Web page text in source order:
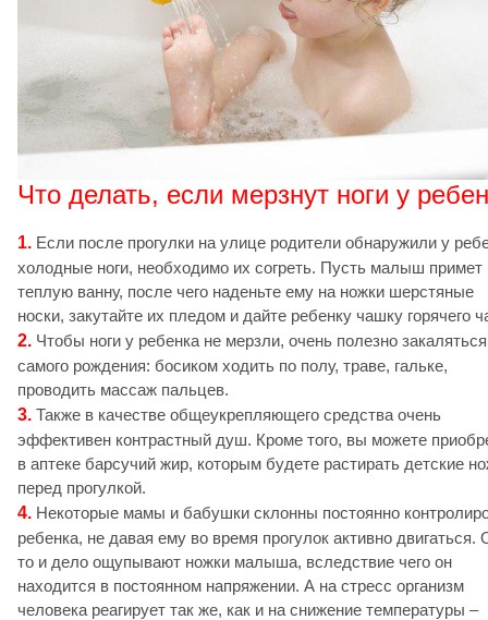
Что делать, если мерзнут ноги у
1. Если после прогулки на улице родители обнаружили у
холодные ноги, необходимо их согреть. Пусть малыш примет
теплую ванну, после чего наденьте ему на ножки шерстяные
носки, закутайте их пледом и дайте ребенку чашку горячего
2. Чтобы ноги у ребенка не мерзли, очень полезно
самого рождения: босиком ходить по полу, траве, гальке,
проводить массаж пальцев.
3. Также в качестве общеукрепляющего средства очень
эффективен контрастный душ. Кроме того, вы можете
в аптеке барсучий жир, которым будете растирать детские
перед прогулкой.
4. Некоторые мамы и бабушки склонны постоянно
ребенка, не давая ему во время прогулок активно двигаться.
то и дело ощупывают ножки малыша, вследствие чего он
находится в постоянном напряжении. А на стресс организм
человека реагирует так же, как и на снижение температуры –